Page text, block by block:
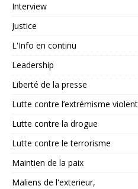
Interview
Justice
L'Info en continu
Leadership
Liberté de la presse
Lutte contre l’extrémisme violent
Lutte contre la drogue
Lutte contre le terrorisme
Maintien de la paix
Maliens de l'exterieur,